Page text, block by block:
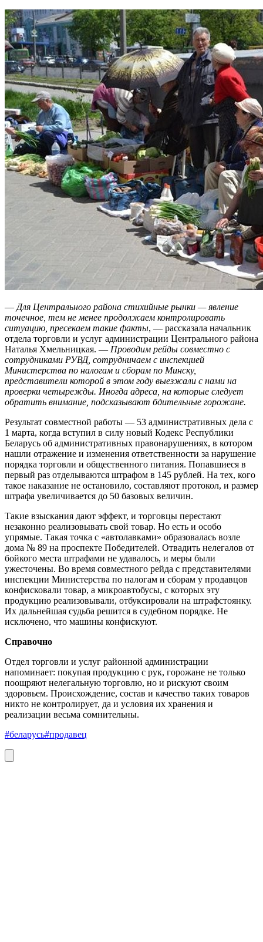
— Для Центрального района стихийные рынки — явление
точечное, тем не менее продолжаем контролировать
ситуацию, пресекаем такие факты, — рассказала начальник
отдела торговли и услуг администрации Центрального района
Наталья Хмельницкая. — Проводим рейды совместно с
сотрудниками РУВД, сотрудничаем с инспекцией
Министерства по налогам и сборам по Минску,
представители которой в этом году выезжали с нами на
проверки четырежды. Иногда адреса, на которые следует
обратить внимание, подсказывают бдительные горожане.
Результат совместной работы — 53 административных дела с
1 марта, когда вступил в силу новый Кодекс Республики
Беларусь об административных правонарушениях, в котором
нашли отражение и изменения ответственности за нарушение
порядка торговли и общественного питания. Попавшиеся в
первый раз отделываются штрафом в 145 рублей. На тех, кого
такое наказание не остановило, составляют протокол, и размер
штрафа увеличивается до 50 базовых величин.
Такие взыскания дают эффект, и торговцы перестают
незаконно реализовывать свой товар. Но есть и особо
упрямые. Такая точка с «автолавками» образовалась возле
дома № 89 на проспекте Победителей. Отвадить нелегалов от
бойкого места штрафами не удавалось, и меры были
ужесточены. Во время совместного рейда с представителями
инспекции Министерства по налогам и сборам у продавцов
конфисковали товар, а микроавтобусы, с которых эту
продукцию реализовывали, отбуксировали на штрафстоянку.
Их дальнейшая судьба решится в судебном порядке. Не
исключено, что машины конфискуют.
Справочно
Отдел торговли и услуг районной администрации
напоминает: покупая продукцию с рук, горожане не только
поощряют нелегальную торговлю, но и рискуют своим
здоровьем. Происхождение, состав и качество таких товаров
никто не контролирует, да и условия их хранения и
реализации весьма сомнительны.
#беларусь#продавец